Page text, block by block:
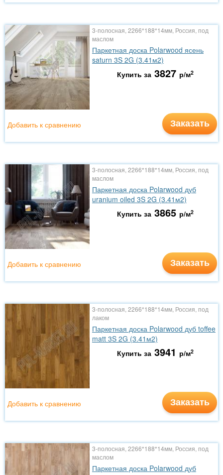
3-полосная, 2266*188*14мм, Россия, под
маслом
Паркетная доска Polarwood ясень
saturn 3S 2G (3.41м2)
Купить за 3827 р/м2
Заказать
Добавить к сравнению
3-полосная, 2266*188*14мм, Россия, под
маслом
Паркетная доска Polarwood дуб
uranium oiled 3S 2G (3.41м2)
Купить за 3865 р/м2
Заказать
Добавить к сравнению
3-полосная, 2266*188*14мм, Россия, под
лаком
Паркетная доска Polarwood дуб toffee
matt 3S 2G (3.41м2)
Купить за 3941 р/м2
Заказать
Добавить к сравнению
3-полосная, 2266*188*14мм, Россия, под
маслом
Паркетная доска Polarwood дуб